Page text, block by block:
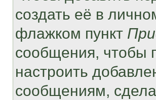
создать её в
флажком пункт
сообщения, чтобы
настроить
сообщениям,